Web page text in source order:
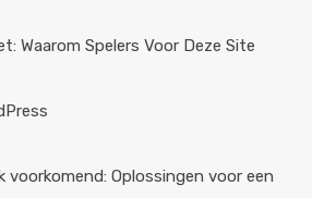
Waarom Spelers Voor Deze Site
voorkomend: Oplossingen voor een